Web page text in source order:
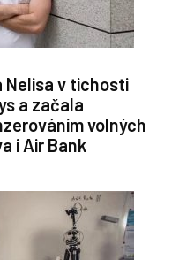
Nelisa v tichosti
a začala
volných
i Air Bank